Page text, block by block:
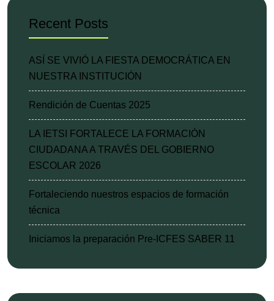
Recent Posts
ASÍ SE VIVIÓ LA FIESTA DEMOCRÁTICA EN
NUESTRA INSTITUCIÓN
Rendición de Cuentas 2025
LA IETSI FORTALECE LA FORMACIÓN
CIUDADANA A TRAVÉS DEL GOBIERNO
ESCOLAR 2026
Fortaleciendo nuestros espacios de formación
técnica
Iniciamos la preparación Pre-ICFES SABER 11